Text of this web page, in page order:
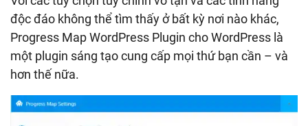
độc đáo không thể tìm thấy ở bất kỳ nơi nào khác,
Progress Map WordPress Plugin cho WordPress là
một plugin sáng tạo cung cấp mọi thứ bạn cần – và
hơn thế nữa.